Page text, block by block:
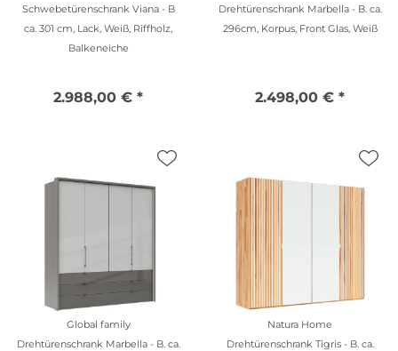
Schwebetürenschrank Viana - B
ca. 301 cm, Lack, Weiß, Riffholz,
Balkeneiche
2.988,00 € *
Drehtürenschrank Marbella - B. ca.
296cm, Korpus, Front Glas, Weiß
2.498,00 € *
Global family
Drehtürenschrank Marbella - B. ca.
Natura Home
Drehtürenschrank Tigris - B. ca.